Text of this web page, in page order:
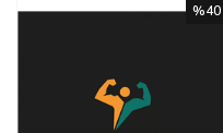
%40